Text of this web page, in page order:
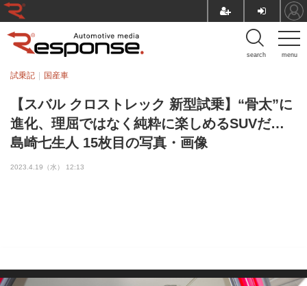
menu
search
【スバル クロストレック 新型試乗】“骨太”に
進化、理屈ではなく純粋に楽しめるSUVだ…
島崎七生人 15枚目の写真・画像
試乗記 国産車
2023.4.19（水） 12:13